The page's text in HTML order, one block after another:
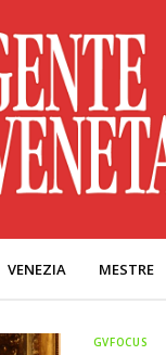
VENEZIA MESTRE
GVFOCUS